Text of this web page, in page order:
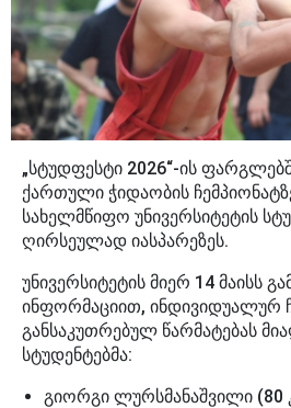
„სტუდფესტი 2026“-ის
ქართული ჭიდაობის
სახელმწიფო უნივერსიტეტის
ღირსეულად იასპარეზეს.
უნივერსიტეტის მიერ 14 მაისს
ინფორმაციით, ინდივიდუალურ
განსაკუთრებულ წარმატებას
სტუდენტებმა:
გიორგი ლურსმანაშვილი (80